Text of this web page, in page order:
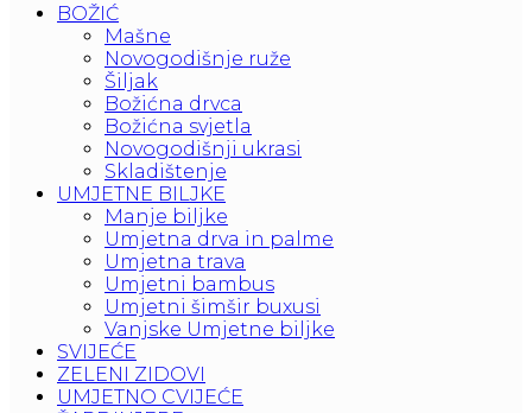
BOŽIĆ
Mašne
Novogodišnje ruže
Šiljak
Božićna drvca
Božićna svjetla
Novogodišnji ukrasi
Skladištenje
UMJETNE BILJKE
Manje biljke
Umjetna drva in palme
Umjetna trava
Umjetni bambus
Umjetni šimšir buxusi
Vanjske Umjetne biljke
SVIJEĆE
ZELENI ZIDOVI
UMJETNO CVIJEĆE